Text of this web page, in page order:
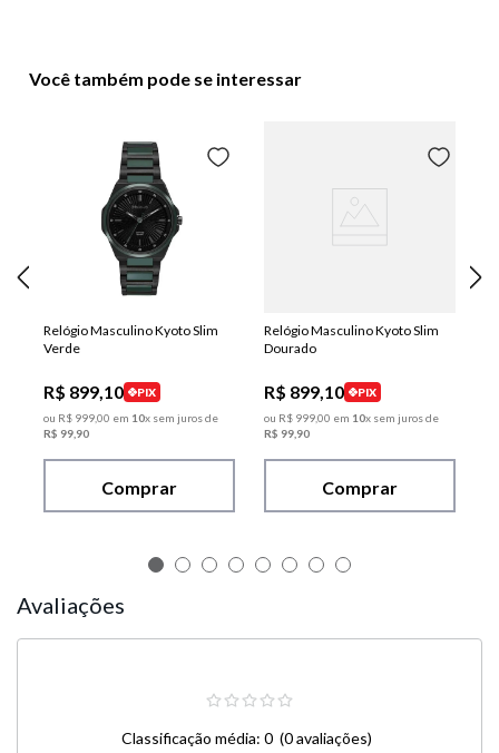
Você também pode se interessar
Relógio Masculino Kyoto Slim
Verde
R$ 899,10
PIX
ou R$ 99900 em 10x sem juros de
R$ 99 90
Comprar
Relógio Masculino Kyoto Slim
Dourado
R$ 899,10
PIX
ou R$ 99900 em 10x sem juros de
R$ 99 90
Comprar
Avaliações
Classificação média: 0 (0 avaliações)